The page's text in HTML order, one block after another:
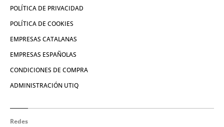
POLÍTICA DE PRIVACIDAD
POLÍTICA DE COOKIES
EMPRESAS CATALANAS
EMPRESAS ESPAÑOLAS
CONDICIONES DE COMPRA
ADMINISTRACIÓN UTIQ
Redes